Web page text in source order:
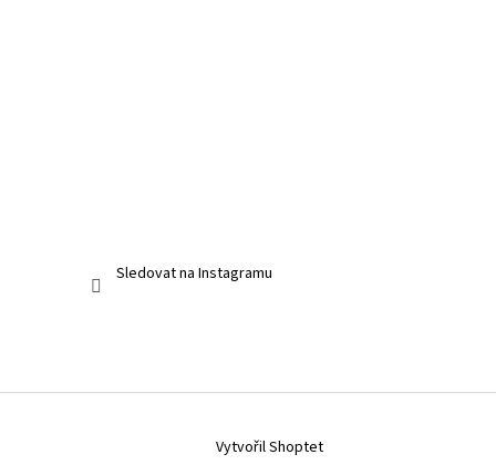
Sledovat na Instagramu
Vytvořil Shoptet